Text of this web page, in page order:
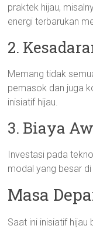
praktek hijau,
energi terbarukan
2.
Memang tidak
pemasok dan juga
inisiatif hijau.
3. Biaya
Investasi pada
modal yang besar di
Masa
Saat ini inisiatif hijau